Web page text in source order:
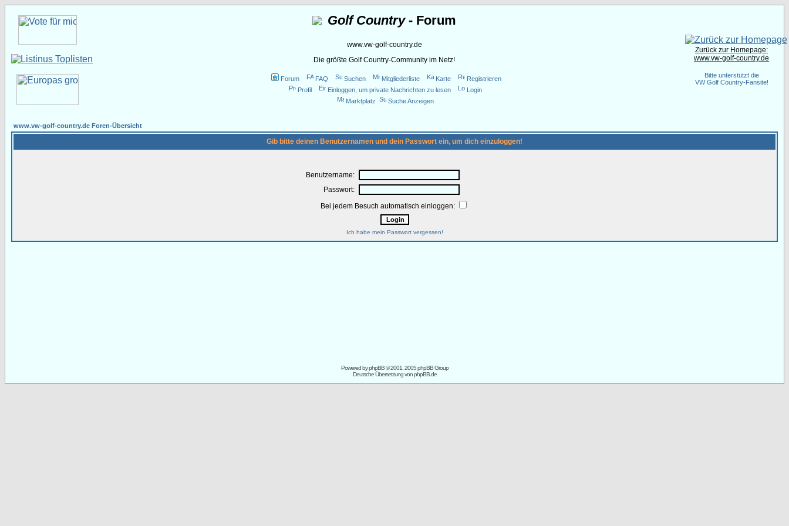
Golf Country- Forum
www.vw-golf-country.de
Die größte Golf Country-Community im Netz!
Forum FAQ Suchen Mitgliederliste Karte
Registrieren
Profil
Einloggen, um private Nachrichten zu lesen
Login
Marktplatz
Suche Anzeigen
Zurück zur Homepage:
www.vw-golf-country.de
Bitte unterstützt die
VW Golf Country-Fansite!
www.vw-golf-country.de Foren-Übersicht
Gib bitte deinen Benutzernamen und dein Passwort ein, um dich einzuloggen!
Benutzername:
Passwort:
Bei jedem Besuch automatisch einloggen:
Ich habe mein Passwort vergessen!
Powered byphpBB© 2001, 2005 phpBB Group
Deutsche Übersetzung vonphpBB.de